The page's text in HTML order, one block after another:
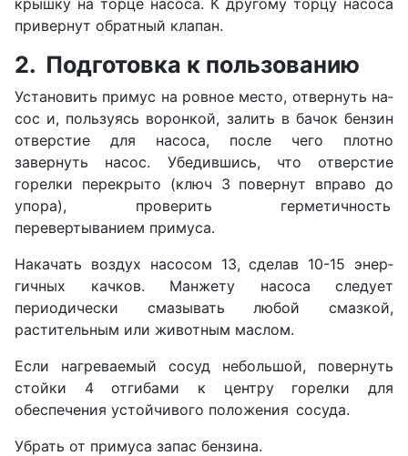
крышку на торце на­соса. К другому торцу насоса
привернут обратный клапан.
2. Подготовка к пользованию
Установить примус на ровное место, отвернуть на­
сос и, пользуясь воронкой, залить в бачок бензин
отверстие для насоса, после чего плотно
завернуть на­сос. Убедившись, что отверстие
горелки перекрыто (ключ 3 повернут вправо до
упора), проверить герме­тичность
перевертыванием примуса.
Накачать воздух насосом 13, сделав 10-15 энер­
гичных качков. Манжету насоса следует
периодически смазывать любой смазкой,
растительным или животным маслом.
Если нагреваемый сосуд небольшой, повернуть
стойки 4 отгибами к центру горелки для
обеспечения устойчивого положения сосуда.
Убрать от примуса запас бензина.